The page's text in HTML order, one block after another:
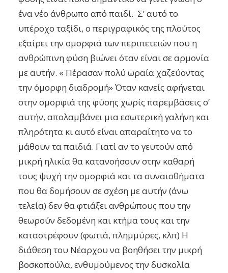
ένα νέο άνθρωπο από παιδί. Σ’ αυτό το
υπέροχο ταξίδι, ο περιγραφικός της πλούτος
εξαίρει την ομορφιά των περιπετειών που η
ανθρώπινη φύση βιώνει όταν είναι σε αρμονία
με αυτήν. « Πέρασαν πολύ ωραία χαζεύοντας
την όμορφη διαδρομή» Όταν κανείς αφήνεται
στην ομορφιά της φύσης χωρίς παρεμβάσεις σ’
αυτήν, απολαμβάνει μια εσωτερική γαλήνη και
πληρότητα κι αυτό είναι απαραίτητο να το
μάθουν τα παιδιά. Γιατί αν το γευτούν από
μικρή ηλικία θα κατανοήσουν στην καθαρή
τους ψυχή την ομορφιά και τα συναισθήματα
που θα δομήσουν σε σχέση με αυτήν (άνω
τελεία) δεν θα φτιάξει ανθρώπους που την
θεωρούν δεδομένη και κτήμα τους και την
καταστρέφουν (φωτιά, πλημμύρες, κλπ) Η
διάθεση του Νέαρχου να βοηθήσει την μικρή
βοσκοπούλα, ενθυμούμενος την δυσκολία